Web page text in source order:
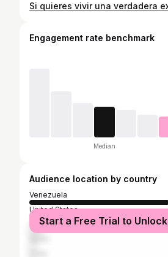
Engagement rate benchmark
Median
Audience location by country
Venezuela
United States
Colombia
Start a Free Trial to Unlock